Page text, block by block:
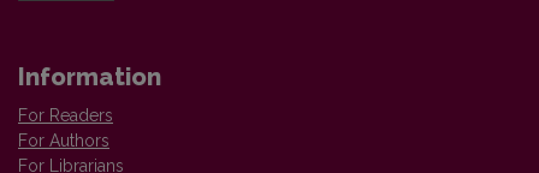
Information
For Readers
For Authors
For Librarians